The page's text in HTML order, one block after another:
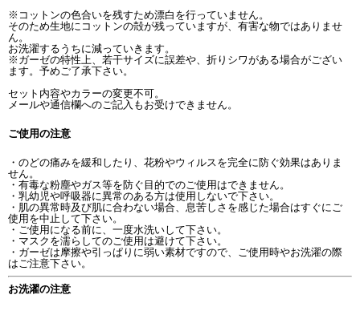
※コットンの色合いを残すため漂白を行っていません。
そのため生地にコットンの殻が残っていますが、有害な物ではありませ
ん。
お洗濯するうちに減っていきます。
※ガーゼの特性上、若干サイズに誤差や、折りシワがある場合がござい
ます。予めご了承下さい。
セット内容やカラーの変更不可。
メールや通信欄へのご記入もお受けできません。
ご使用の注意
・のどの痛みを緩和したり、花粉やウィルスを完全に防ぐ効果はありま
せん。
・有毒な粉塵やガス等を防ぐ目的でのご使用はできません。
・乳幼児や呼吸器に異常のある方は使用しないで下さい。
・肌の異常時及び肌に合わない場合、息苦しさを感じた場合はすぐにご
使用を中止して下さい。
・ご使用になる前に、一度水洗いして下さい。
・マスクを濡らしてのご使用は避けて下さい。
・ガーゼは摩擦や引っぱりに弱い素材ですので、ご使用時やお洗濯の際
はご注意下さい。
お洗濯の注意